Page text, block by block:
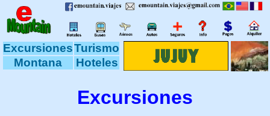
ExcursionesTurismo
Montana
Hoteles
Excursiones